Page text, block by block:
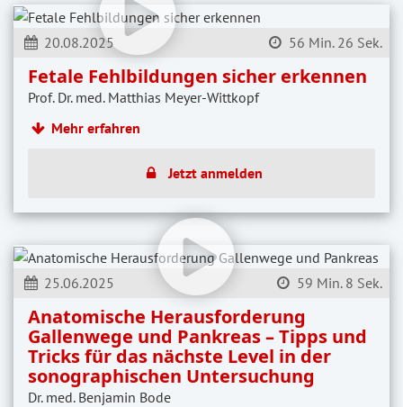
20.08.2025 56 Min. 26 Sek.
Fetale Fehlbildungen sicher erkennen
Prof. Dr. med. Matthias Meyer-Wittkopf
Mehr erfahren
Jetzt anmelden
25.06.2025 59 Min. 8 Sek.
Anatomische Herausforderung
Gallenwege und Pankreas – Tipps und
Tricks für das nächste Level in der
sonographischen Untersuchung
Dr. med. Benjamin Bode